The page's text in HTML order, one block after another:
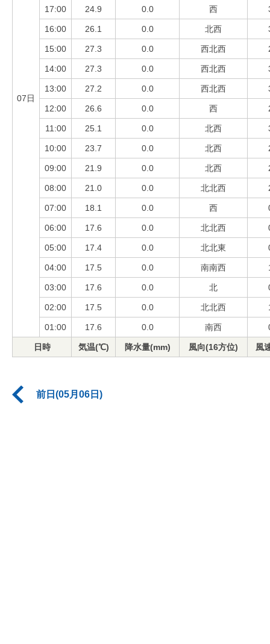
07日
17:00 24.9 0.0 西
16:00 26.1 0.0 北西
15:00 27.3 0.0 西北西
14:00 27.3 0.0 西北西
13:00 27.2 0.0 西北西
12:00 26.6 0.0 西
11:00 25.1 0.0 北西
10:00 23.7 0.0 北西
09:00 21.9 0.0 北西
08:00 21.0 0.0 北北西
07:00 18.1 0.0 西
06:00 17.6 0.0 北北西
05:00 17.4 0.0 北北東
04:00 17.5 0.0 南南西
03:00 17.6 0.0 北
02:00 17.5 0.0 北北西
01:00 17.6 0.0 南西
日時 気温(℃) 降水量(mm) 風向(16方位) 風
前日(05月06日)